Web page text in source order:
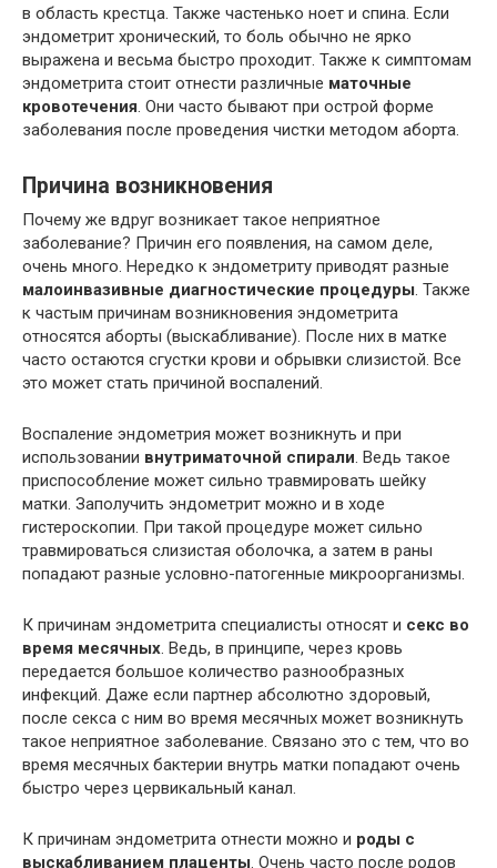
в область крестца. Также частенько ноет и спина. Если
эндометрит хронический, то боль обычно не ярко
выражена и весьма быстро проходит. Также к симптомам
эндометрита стоит отнести различные маточные
кровотечения . Они часто бывают при острой форме
заболевания после проведения чистки методом аборта.
Причина возникновения
Почему же вдруг возникает такое неприятное
заболевание? Причин его появления, на самом деле,
очень много. Нередко к эндометриту приводят разные
малоинвазивные диагностические процедуры . Также
к частым причинам возникновения эндометрита
относятся аборты (выскабливание). После них в матке
часто остаются сгустки крови и обрывки слизистой. Все
это может стать причиной воспалений.
Воспаление эндометрия может возникнуть и при
использовании внутриматочной спирали . Ведь такое
приспособление может сильно травмировать шейку
матки. Заполучить эндометрит можно и в ходе
гистероскопии. При такой процедуре может сильно
травмироваться слизистая оболочка, а затем в раны
попадают разные условно-патогенные микроорганизмы.
К причинам эндометрита специалисты относят и секс во
время месячных . Ведь, в принципе, через кровь
передается большое количество разнообразных
инфекций. Даже если партнер абсолютно здоровый,
после секса с ним во время месячных может возникнуть
такое неприятное заболевание. Связано это с тем, что во
время месячных бактерии внутрь матки попадают очень
быстро через цервикальный канал.
К причинам эндометрита отнести можно и роды с
выскабливанием плаценты . Очень часто после родов